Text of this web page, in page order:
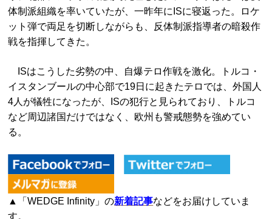
体制派組織を率いていたが、一昨年にISに寝返った。ロケ
ット弾で両足を切断しながらも、反体制派指導者の暗殺作
戦を指揮してきた。
ISはこうした劣勢の中、自爆テロ作戦を激化。トルコ・
イスタンブールの中心部で19日に起きたテロでは、外国人
4人が犠牲になったが、ISの犯行と見られており、トルコ
など周辺諸国だけではなく、欧州も警戒態勢を強めてい
る。
▲「WEDGE Infinity」の新着記事などをお届けしていま
す。